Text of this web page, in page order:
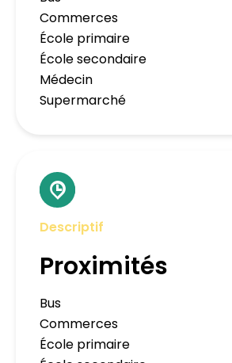
Commerces
École primaire
École secondaire
Médecin
Supermarché
Descriptif
Proximités
Bus
Commerces
École primaire